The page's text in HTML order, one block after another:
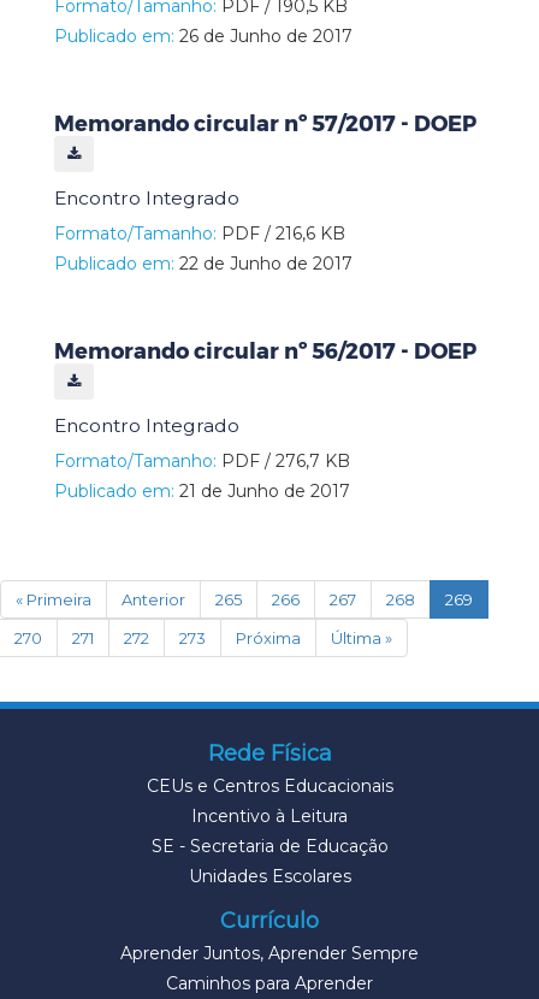
Formato/Tamanho: PDF / 190,5 KB
Publicado em: 26 de Junho de 2017
Memorando circular nº 57/2017 - DOEP
Encontro Integrado
Formato/Tamanho: PDF / 216,6 KB
Publicado em: 22 de Junho de 2017
Memorando circular nº 56/2017 - DOEP
Encontro Integrado
Formato/Tamanho: PDF / 276,7 KB
Publicado em: 21 de Junho de 2017
« Primeira Anterior 265 266 267 268 269
270 271 272 273 Próxima Última »
Rede Física
CEUs e Centros Educacionais
Incentivo à Leitura
SE - Secretaria de Educação
Unidades Escolares
Currículo
Aprender Juntos, Aprender Sempre
Caminhos para Aprender